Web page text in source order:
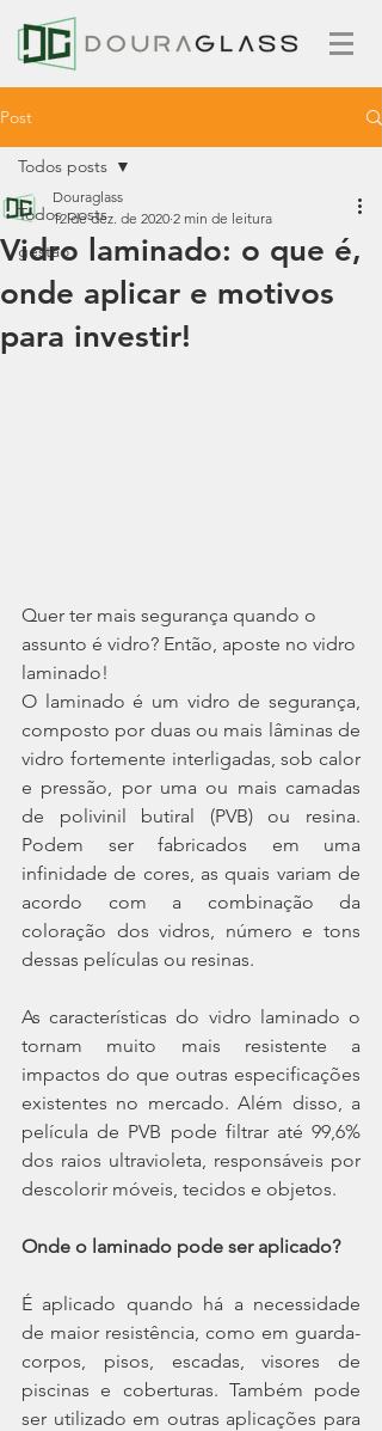
Post
Todos posts
gestão
Todos posts
Vidro laminado: o que é,
onde aplicar e motivos
para investir!
Douraglass
12 de dez. de 2020 2 min de leitura
Quer ter mais segurança quando o
assunto é vidro? Então, aposte no vidro
laminado!
O laminado é um vidro de segurança,
composto por duas ou mais lâminas de
vidro fortemente interligadas, sob calor
e pressão, por uma ou mais camadas
de polivinil butiral (PVB) ou resina.
Podem ser fabricados em uma
infinidade de cores, as quais variam de
acordo com a combinação da
coloração dos vidros, número e tons
dessas películas ou resinas.
As características do vidro laminado o
tornam muito mais resistente a
impactos do que outras especificações
existentes no mercado. Além disso, a
película de PVB pode filtrar até 99,6%
dos raios ultravioleta, responsáveis por
descolorir móveis, tecidos e objetos.
Onde o laminado pode ser aplicado?
É aplicado quando há a necessidade
de maior resistência, como em guarda-
corpos, pisos, escadas, visores de
piscinas e coberturas. Também pode
ser utilizado em outras aplicações para